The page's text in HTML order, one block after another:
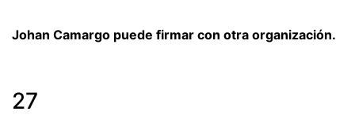
Johan Camargo puede firmar con otra organización.
27